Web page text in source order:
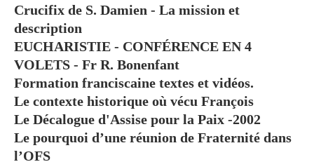
Crucifix de S. Damien - La mission et
description
EUCHARISTIE - CONFÉRENCE EN 4
VOLETS - Fr R. Bonenfant
Formation franciscaine textes et vidéos.
Le contexte historique où vécu François
Le Décalogue d'Assise pour la Paix -2002
Le pourquoi d’une réunion de Fraternité dans
l’OFS